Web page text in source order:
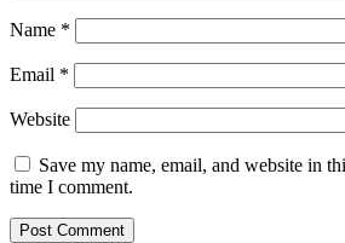
Name *
Email *
Website
Save my name, email, and website in
time I comment.